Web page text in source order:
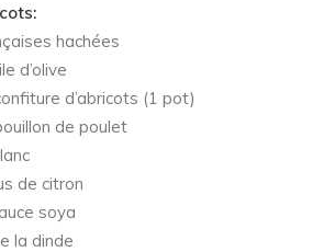
hachées
d’olive
d’abricots (1 pot)
de poulet
de citron
soya
la dinde